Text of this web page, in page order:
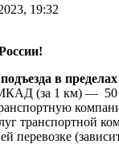
19:32
подъезда в
МКАД (за 1 км) — 50
транспортной
перевозке